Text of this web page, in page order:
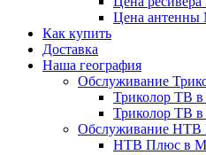
Цена
Как купить
Доставка
Наша география
Обслуживание
Триколор ТВ
Триколор ТВ в
Обслуживание
НТВ Плюс в